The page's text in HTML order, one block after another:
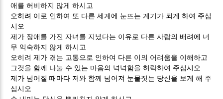
애를 허비하지 않게 하시고
오히려 이로 인하여 또 다른 세계에 눈뜨는 계기가 되게 하여 주십
시오
제가 장애를 가진 자녀를 지녔다는 이유로 다른 사람의 배려에 너
무 익숙하지 않게 하시고
오히려 제가 겪는 고통으로 인하여 다른 이의 어려움을 이해하고
그것을 함께 나눌 수 있는 마음의 넉넉함을 허락하여 주십시오
제가 넘어질 때마다 저와 함께 넘어져 눈물짓는 당신을 보게 해 주
십시오